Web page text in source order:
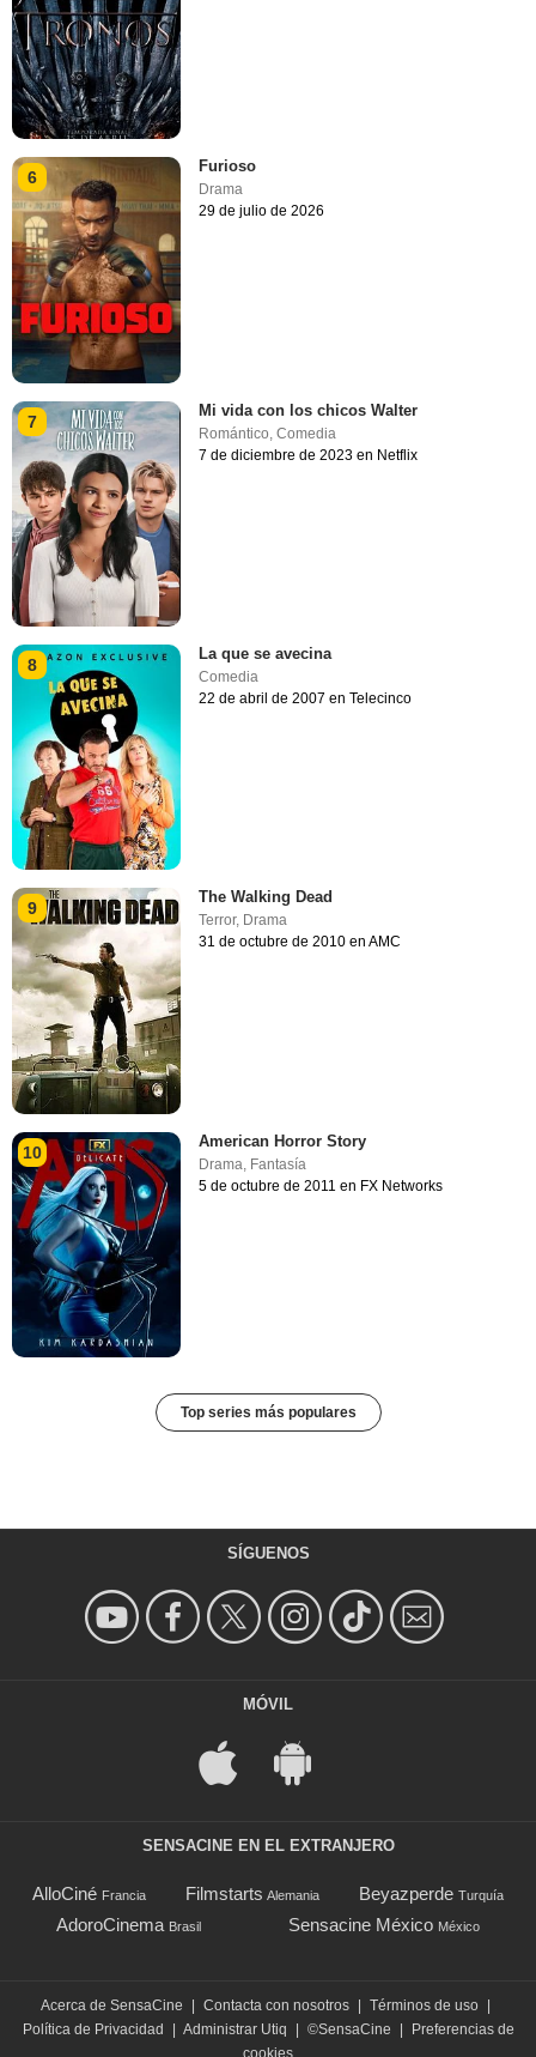
6
Furioso
Drama
29 de julio de 2026
7
Mi vida con los chicos Walter
Romántico ,Comedia
7 de diciembre de 2023 en Netflix
8
La que se avecina
Comedia
22 de abril de 2007 en Telecinco
9
The Walking Dead
Terror, Drama
31 de octubre de 2010 en AMC
10
American Horror Story
Drama Fantasía
5 de octubre de 2011 en FX Networks
Top series más populares
SÍGUENOS
MÓVIL
SENSACINE EN EL EXTRANJERO
AlloCiné Francia Filmstarts Alemania Beyazperde Turquía
AdoroCinema Brasil Sensacine México México
Acerca de SensaCine Contacta con nosotros Términos de uso
Política de Privacidad
Administrar Utiq ©SensaCine
Preferencias de
cookies